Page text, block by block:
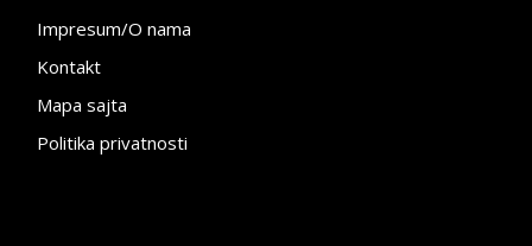
Impresum/O nama
Kontakt
Mapa sajta
Politika privatnosti